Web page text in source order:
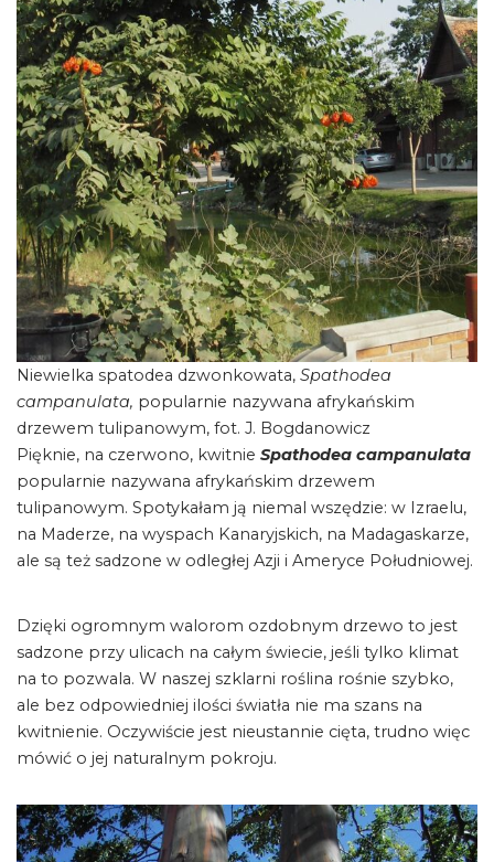
Niewielka spatodea dzwonkowata, Spathodea
campanulata, popularnie nazywana afrykańskim
drzewem tulipanowym, fot. J. Bogdanowicz
Pięknie, na czerwono, kwitnie Spathodea campanulata
popularnie nazywana afrykańskim drzewem
tulipanowym. Spotykałam ją niemal wszędzie: w Izraelu,
na Maderze, na wyspach Kanaryjskich, na Madagaskarze,
ale są też sadzone w odległej Azji i Ameryce Południowej.
Dzięki ogromnym walorom ozdobnym drzewo to jest
sadzone przy ulicach na całym świecie, jeśli tylko klimat
na to pozwala. W naszej szklarni roślina rośnie szybko,
ale bez odpowiedniej ilości światła nie ma szans na
kwitnienie. Oczywiście jest nieustannie cięta, trudno więc
mówić o jej naturalnym pokroju.